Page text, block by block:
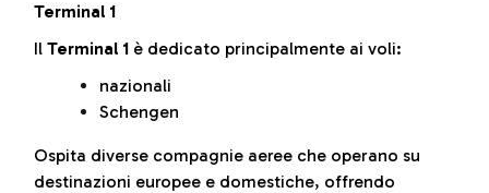
Terminal 1
Il Terminal 1 è dedicato principalmente ai voli:
nazionali
Schengen
Ospita diverse compagnie aeree che operano su
destinazioni europee e domestiche, offrendo